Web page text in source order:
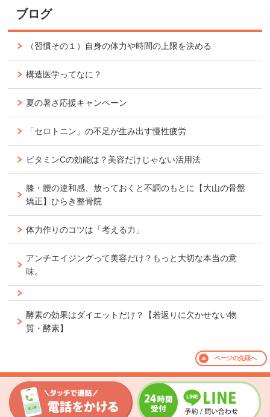
ブログ
（習慣その１）自身の体力や時間の上限を決める
構造医学ってなに？
夏の暑さ応援キャンペーン
「セロトニン」の不足が生み出す慢性疲労
ビタミンCの効能は？美容だけじゃない活用法
膝・腰の違和感、放っておくと不調のもとに【大山の骨盤
矯正】ひらき整骨院
体力作りのコツは「考える力」
アンチエイジングって美容だけ？もっと大切な本当の意
味。
酵素の効果はダイエットだけ？【若返りに欠かせない物
質・酵素】
ページの先頭へ